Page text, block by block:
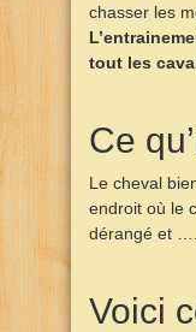
chasser les
tout les
Ce
Le cheval
endroit où le
dérangé et
Voici